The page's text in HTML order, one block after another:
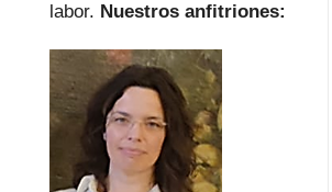
labor. Nuestros anfitriones: